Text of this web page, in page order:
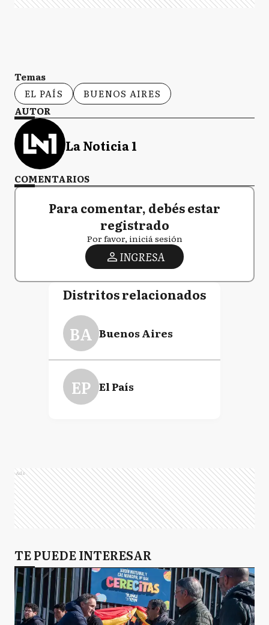
Temas
EL PAÍS
BUENOS AIRES
AUTOR
La Noticia 1
COMENTARIOS
Para comentar, debés estar
registrado
Por favor, iniciá sesión
INGRESA
Distritos relacionados
BA Buenos Aires
EP El País
Ads
TE PUEDE INTERESAR